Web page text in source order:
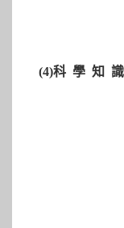
(4)科 學 知 識